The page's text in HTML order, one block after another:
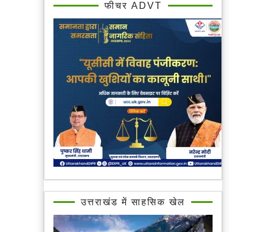
फीचर ADVT
उत्तराखंड में साहसिक खेल